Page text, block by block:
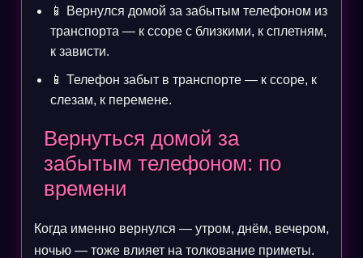
📱 Вернулся домой за забытым телефоном из
транспорта — к ссоре с близкими, к сплетням,
к зависти.
📱 Телефон забыт в транспорте — к ссоре, к
слезам, к перемене.
Вернуться домой за
забытым телефоном: по
времени
Когда именно вернулся — утром, днём, вечером,
ночью — тоже влияет на толкование приметы.